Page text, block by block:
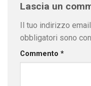
Lascia un
Il tuo indirizzo
obbligatori sono
Commento *